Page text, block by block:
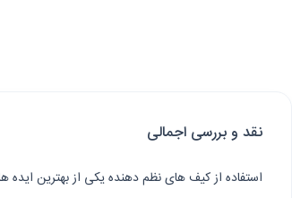
نقد و بررسی اجمالی
استفاده از کیف های نظم دهنده یکی از بهترین